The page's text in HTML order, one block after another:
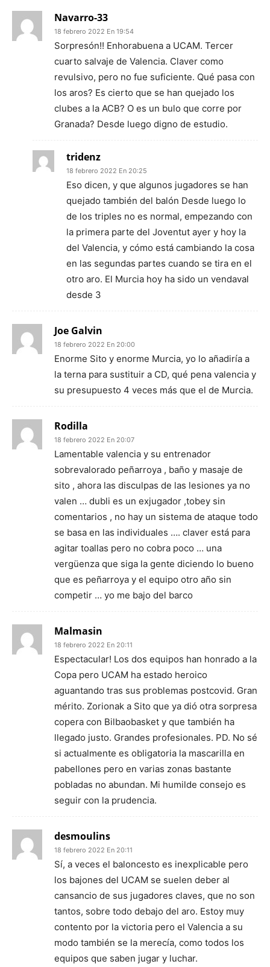
Navarro-33
18 febrero 2022 En 19:54
Sorpresón!! Enhorabuena a UCAM. Tercer
cuarto salvaje de Valencia. Claver como
revulsivo, pero no fue suficiente. Qué pasa con
los aros? Es cierto que se han quejado los
clubes a la ACB? O es un bulo que corre por
Granada? Desde luego digno de estudio.
tridenz
18 febrero 2022 En 20:25
Eso dicen, y que algunos jugadores se han
quejado también del balón Desde luego lo
de los triples no es normal, empezando con
la primera parte del Joventut ayer y hoy la
del Valencia, y cómo está cambiando la cosa
en las segundas partes cuando se tira en el
otro aro. El Murcia hoy ha sido un vendaval
desde 3
Joe Galvin
18 febrero 2022 En 20:00
Enorme Sito y enorme Murcia, yo lo añadiría a
la terna para sustituir a CD, qué pena valencia y
su presupuesto 4 veces más que el de Murcia.
Rodilla
18 febrero 2022 En 20:07
Lamentable valencia y su entrenador
sobrevalorado peñarroya , baño y masaje de
sito , ahora las disculpas de las lesiones ya no
valen … dubli es un exjugador ,tobey sin
comentarios , no hay un sistema de ataque todo
se basa en las individuales …. claver está para
agitar toallas pero no cobra poco … una
vergüenza que siga la gente diciendo lo bueno
que es peñarroya y el equipo otro año sin
competir … yo me bajo del barco
Malmasin
18 febrero 2022 En 20:11
Espectacular! Los dos equipos han honrado a la
Copa pero UCAM ha estado heroico
aguantando tras sus problemas postcovid. Gran
mérito. Zorionak a Sito que ya dió otra sorpresa
copera con Bilbaobasket y que también ha
llegado justo. Grandes profesionales. PD. No sé
si actualmente es obligatoria la mascarilla en
pabellones pero en varias zonas bastante
pobladas no abundan. Mi humilde consejo es
seguir con la prudencia.
desmoulins
18 febrero 2022 En 20:11
Sí, a veces el baloncesto es inexplicable pero
los bajones del UCAM se suelen deber al
cansancio de sus jugadores claves, que no son
tantos, sobre todo debajo del aro. Estoy muy
contento por la victoria pero el Valencia a su
modo también se la merecía, como todos los
equipos que saben jugar y luchar.